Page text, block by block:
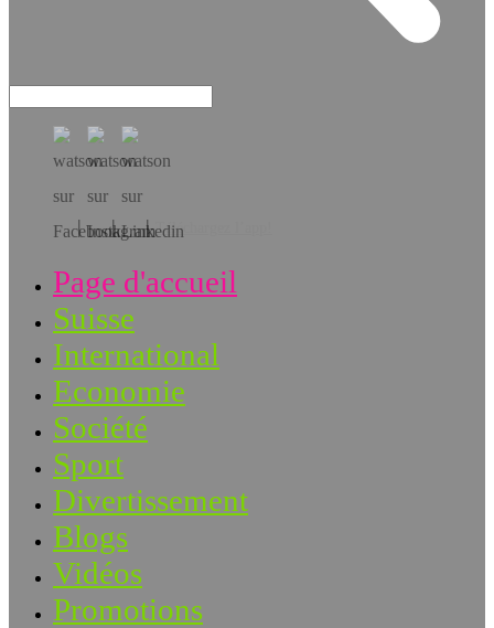
Téléchargez l’app!
Page d'accueil
Suisse
International
Economie
Société
Sport
Divertissement
Blogs
Vidéos
Promotions